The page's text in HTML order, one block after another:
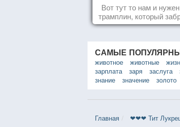
Вот тут то нам и
трамплин, который
реальность.
САМЫЕ
животное
животные
зарплата
заря заслуга
знание
значение золото
Главная ❤❤❤ Тит